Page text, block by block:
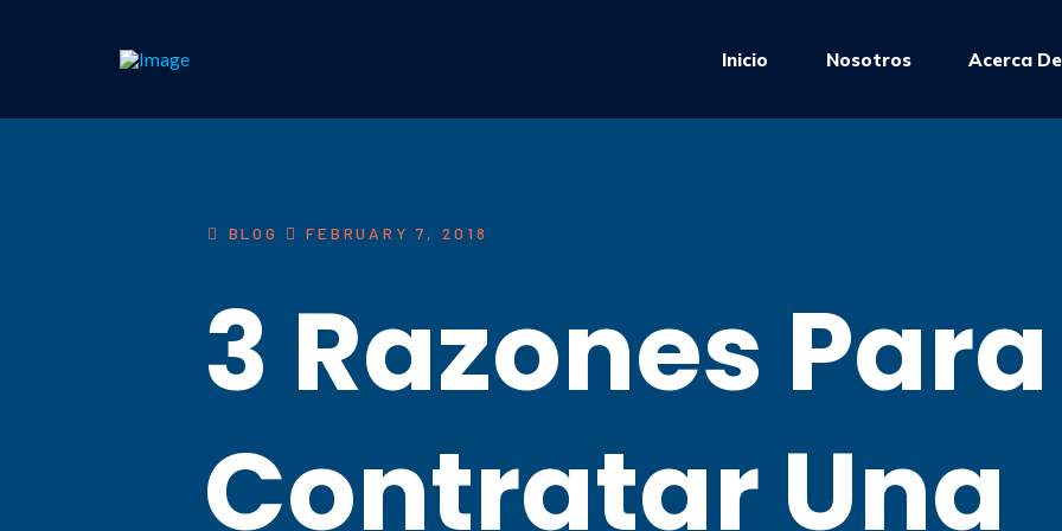
Inicio Nosotros Acerca De
BLOG FEBRUARY 7, 2018
3 Razones Para
Contratar Una